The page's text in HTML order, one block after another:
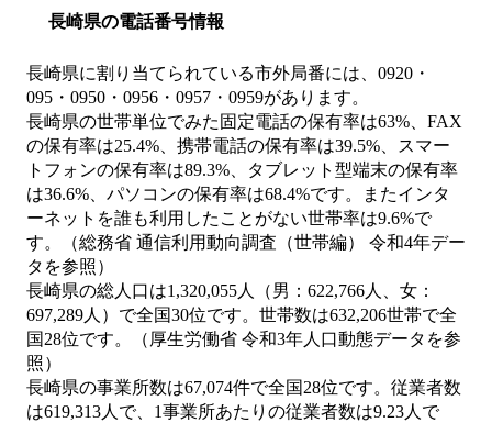
長崎県の電話番号情報
長崎県に割り当てられている市外局番には、0920・
095・0950・0956・0957・0959があります。
長崎県の世帯単位でみた固定電話の保有率は63%、FAX
の保有率は25.4%、携帯電話の保有率は39.5%、スマー
トフォンの保有率は89.3%、タブレット型端末の保有率
は36.6%、パソコンの保有率は68.4%です。またインタ
ーネットを誰も利用したことがない世帯率は9.6%で
す。（総務省 通信利用動向調査（世帯編） 令和4年デー
タを参照）
長崎県の総人口は1,320,055人（男：622,766人、女：
697,289人）で全国30位です。世帯数は632,206世帯で全
国28位です。（厚生労働省 令和3年人口動態データを参
照）
長崎県の事業所数は67,074件で全国28位です。従業者数
は619,313人で、1事業所あたりの従業者数は9.23人で